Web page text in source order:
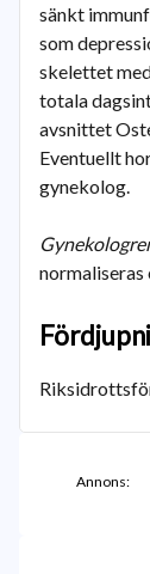
sänkt
som
skelettet
totala
avsnittet
Eventuellt
gynekolog.
Annons: